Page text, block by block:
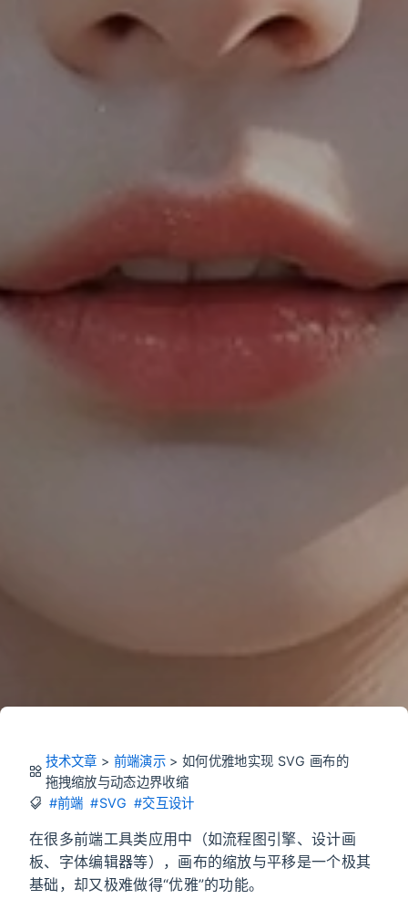
技术文章 > 前端演示 > 如何优雅地实现 SVG 画布的
拖拽缩放与动态边界收缩
#前端 #SVG #交互设计
在很多前端工具类应用中（如流程图引擎、设计画
板、字体编辑器等），画布的缩放与平移是一个极其
基础，却又极难做得“优雅”的功能。